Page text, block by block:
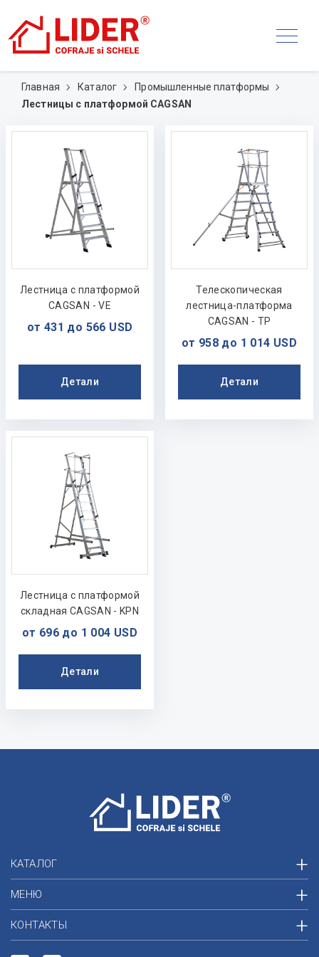
Главная Каталог
Промышленные платформы
Лестницы с платформой CAGSAN
Лестница с платформой
CAGSAN - VE
от 431 до 566 USD
Детали
Телескопическая
лестница-платформа
CAGSAN - TP
от 958 до 1 014 USD
Детали
Лестница с платформой
складная CAGSAN - KPN
от 696 до 1 004 USD
Детали
КАТАЛОГ
МЕНЮ
КОНТАКТЫ